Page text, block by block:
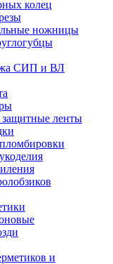
колец
ножницы
СИП и ВЛ
защитные ленты
и